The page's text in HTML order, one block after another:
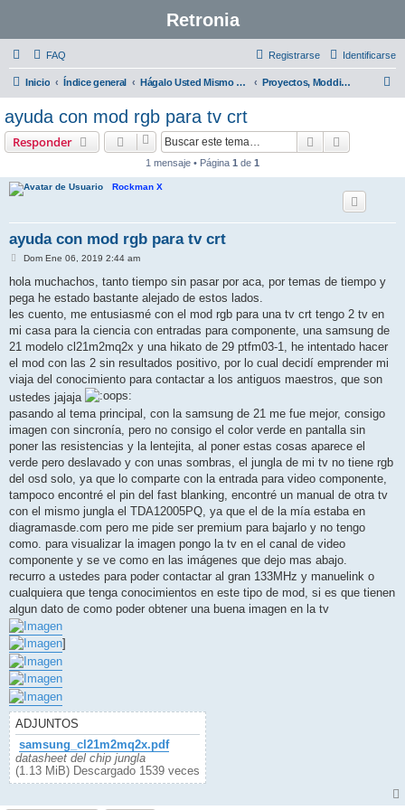
Retronia
FAQ Identificarse
Registrarse
Inicio Índice general Hágalo Usted Mismo - DIY Proyectos, Modding y Restauraciones
ayuda con mod rgb para tv crt
Responder Buscar
1 mensaje • Página 1 de 1
Rockman X
ayuda con mod rgb para tv crt
M
n
a
j
Dom Ene 06, 2019 2:44 am
hola muchachos, tanto tiempo sin pasar por aca, por temas de tiempo y
pega he estado bastante alejado de estos lados.
les cuento, me entusiasmé con el mod rgb para una tv crt tengo 2 tv en
mi casa para la ciencia con entradas para componente, una samsung de
21 modelo cl21m2mq2x y una hikato de 29 ptfm03-1, he intentado hacer
el mod con las 2 sin resultados positivo, por lo cual decidí emprender mi
viaja del conocimiento para contactar a los antiguos maestros, que son
ustedes jajaja
pasando al tema principal, con la samsung de 21 me fue mejor, consigo
imagen con sincronía, pero no consigo el color verde en pantalla sin
poner las resistencias y la lentejita, al poner estas cosas aparece el
verde pero deslavado y con unas sombras, el jungla de mi tv no tiene rgb
del osd solo, ya que lo comparte con la entrada para video componente,
tampoco encontré el pin del fast blanking, encontré un manual de otra tv
con el mismo jungla el TDA12005PQ, ya que el de la mía estaba en
diagramasde.com pero me pide ser premium para bajarlo y no tengo
como. para visualizar la imagen pongo la tv en el canal de video
componente y se ve como en las imágenes que dejo mas abajo.
recurro a ustedes para poder contactar al gran 133MHz y manuelink o
cualquiera que tenga conocimientos en este tipo de mod, si es que tienen
algun dato de como poder obtener una buena imagen en la tv
]
ADJUNTOS
samsung_cl21m2mq2x.pdf
datasheet del chip jungla
(1.13 MiB) Descargado 1539 veces